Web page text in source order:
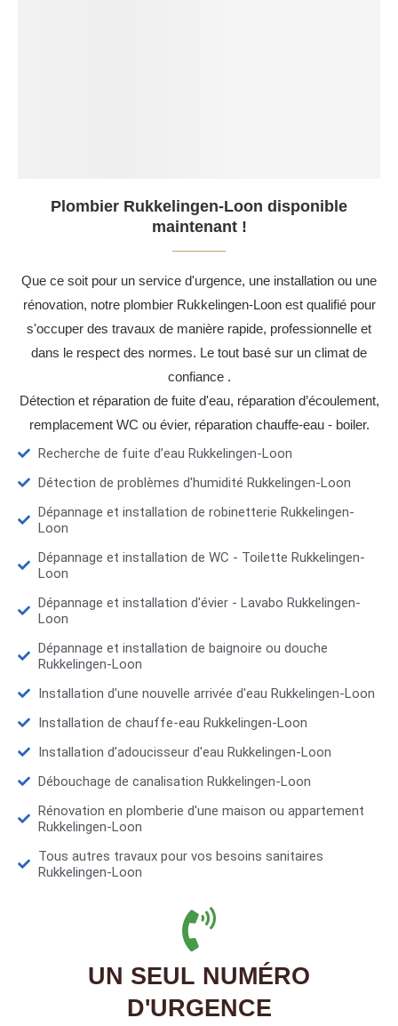
Plombier Rukkelingen-Loon disponible
maintenant !
Que ce soit pour un service d'urgence, une installation ou une
rénovation, notre plombier Rukkelingen-Loon est qualifié pour
s'occuper des travaux de manière rapide, professionnelle et
dans le respect des normes. Le tout basé sur un climat de
confiance .
Détection et réparation de fuite d'eau, réparation d’écoulement,
remplacement WC ou évier, réparation chauffe-eau - boiler.
Recherche de fuite d’eau Rukkelingen-Loon
Détection de problèmes d'humidité Rukkelingen-Loon
Dépannage et installation de robinetterie Rukkelingen-
Loon
Dépannage et installation de WC - Toilette Rukkelingen-
Loon
Dépannage et installation d'évier - Lavabo Rukkelingen-
Loon
Dépannage et installation de baignoire ou douche
Rukkelingen-Loon
Installation d'une nouvelle arrivée d'eau Rukkelingen-Loon
Installation de chauffe-eau Rukkelingen-Loon
Installation d’adoucisseur d'eau Rukkelingen-Loon
Débouchage de canalisation Rukkelingen-Loon
Rénovation en plomberie d'une maison ou appartement
Rukkelingen-Loon
Tous autres travaux pour vos besoins sanitaires
Rukkelingen-Loon
UN SEUL NUMÉRO
D'URGENCE